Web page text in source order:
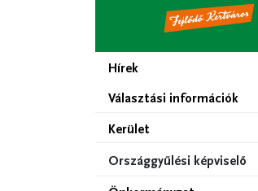
Hírek
Választási információk
Kerület
Országgyűlési képviselő